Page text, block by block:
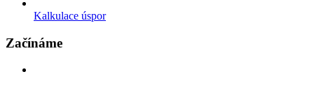
Kalkulace úspor
Začínáme